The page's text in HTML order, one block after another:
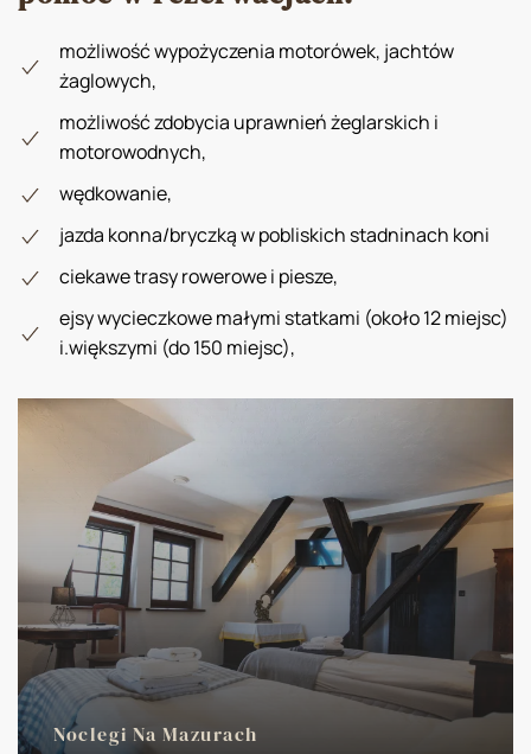
możliwość wypożyczenia motorówek, jachtów
żaglowych,
możliwość zdobycia uprawnień żeglarskich i
motorowodnych,
wędkowanie,
jazda konna/bryczką w pobliskich stadninach koni
ciekawe trasy rowerowe i piesze,
ejsy wycieczkowe małymi statkami (około 12 miejsc)
i.większymi (do 150 miejsc),
Noclegi Na Mazurach